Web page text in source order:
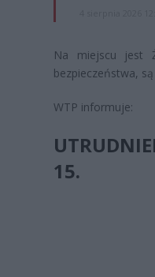
Na miejscu jest
bezpieczeństwa,
WTP informuje:
15.